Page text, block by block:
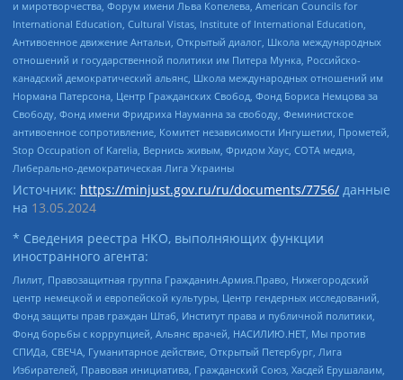
и миротворчества, Форум имени Льва Копелева, American Councils for
International Education, Cultural Vistas, Institute of International Education,
Антивоенное движение Антальи, Открытый диалог, Школа международных
отношений и государственной политики им Питера Мунка, Российско-
канадский демократический альянс, Школа международных отношений им
Нормана Патерсона, Центр Гражданских Свобод, Фонд Бориса Немцова за
Свободу, Фонд имени Фридриха Науманна за свободу, Феминистское
антивоенное сопротивление, Комитет независимости Ингушетии, Прометей,
Stop Occupation of Karelia, Вернись живым, Фридом Хаус, СОТА медиа,
Либерально-демократическая Лига Украины
Источник: https://minjust.gov.ru/ru/documents/7756/ данные
на 13.05.2024
* Сведения реестра НКО, выполняющих функции
иностранного агента:
Лилит, Правозащитная группа Гражданин.Армия.Право, Нижегородский
центр немецкой и европейской культуры, Центр гендерных исследований,
Фонд защиты прав граждан Штаб, Институт права и публичной политики,
Фонд борьбы с коррупцией, Альянс врачей, НАСИЛИЮ.НЕТ, Мы против
СПИДа, СВЕЧА, Гуманитарное действие, Открытый Петербург, Лига
Избирателей, Правовая инициатива, Гражданский Союз, Хасдей Ерушалаим,